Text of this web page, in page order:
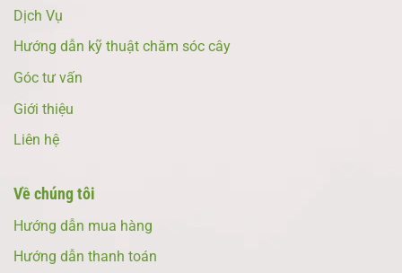
Dịch Vụ
Hướng dẫn kỹ thuật chăm sóc cây
Góc tư vấn
Giới thiệu
Liên hệ
Về chúng tôi
Hướng dẫn mua hàng
Hướng dẫn thanh toán